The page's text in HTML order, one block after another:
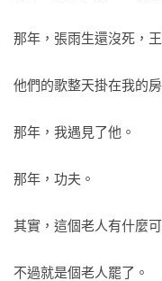
那年，張雨生還沒死，
他們的歌整天掛在我的房
那年，我遇見了他。
那年，功夫。
其實，這個老人有什麼
不過就是個老人罷了。